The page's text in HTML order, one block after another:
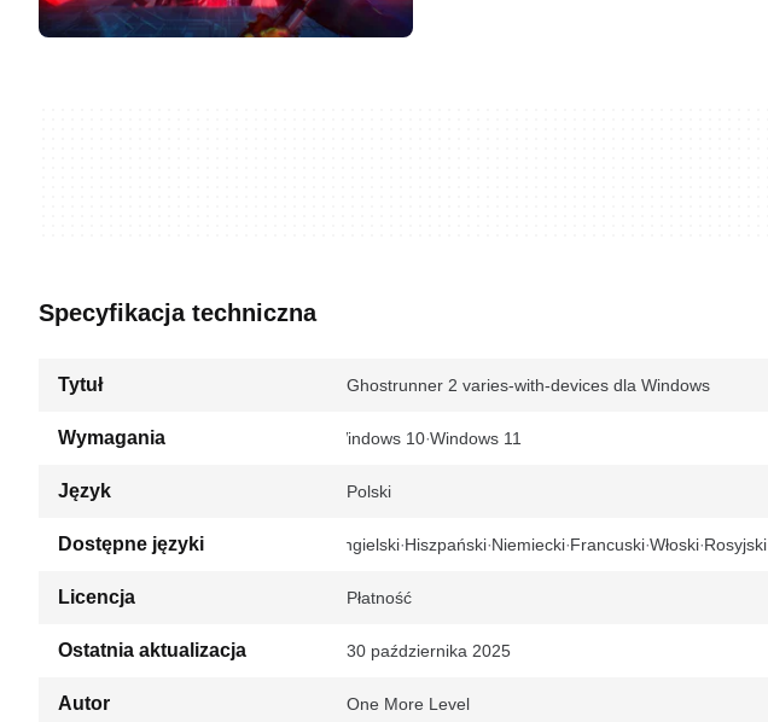
Specyfikacja techniczna
Tytuł Ghostrunner 2 varies-with-devices dla Windows
Wymagania Windows 10 Windows 11
Język Polski
Dostępne języki Angielski Hiszpański Niemiecki Francuski Włoski Rosyjski
Licencja Płatność
Ostatnia aktualizacja 30 października 2025
Autor One More Level